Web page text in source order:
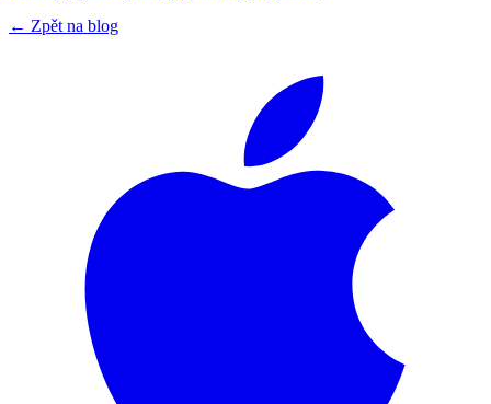
← Zpět na blog